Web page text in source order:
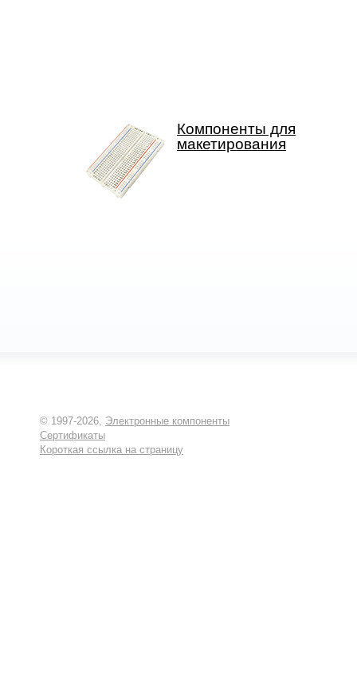
Компоненты для
макетирования
© 1997-2026, Электронные компоненты
Сертификаты
Короткая ссылка на страницу